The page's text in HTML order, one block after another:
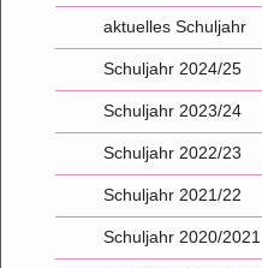
aktuelles Schuljahr
Schuljahr 2024/25
Schuljahr 2023/24
Schuljahr 2022/23
Schuljahr 2021/22
Schuljahr 2020/2021